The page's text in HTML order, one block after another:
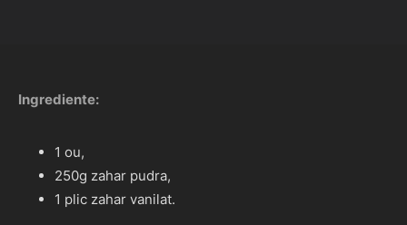
Ingrediente:
1 ou,
250g zahar pudra,
1 plic zahar vanilat.